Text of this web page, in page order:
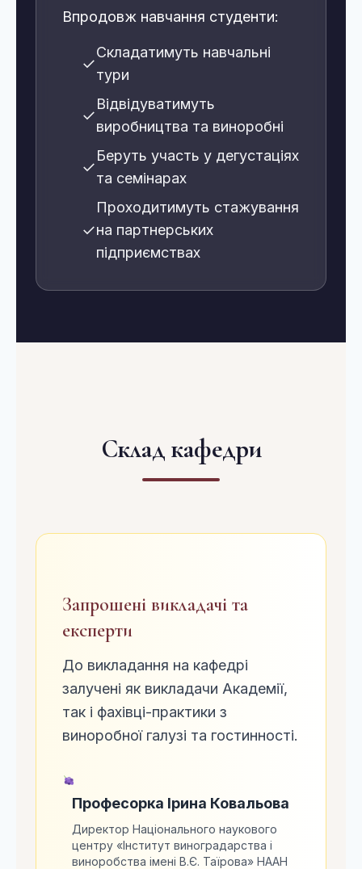
Впродовж навчання студенти:
✓
Складатимуть навчальні
тури
✓
Відвідуватимуть
виробництва та виноробні
✓
Беруть участь у дегустаціях
та семінарах
✓
Проходитимуть стажування
на партнерських
підприємствах
Склад кафедри
Запрошені викладачі та
експерти
До викладання на кафедрі
залучені як викладачи Академії,
так і фахівці-практики з
виноробної галузі та гостинності.
Професорка Ірина Ковальова
Директор Національного наукового
центру «Інститут виноградарства і
виноробства імені В.Є. Таїрова» НААН